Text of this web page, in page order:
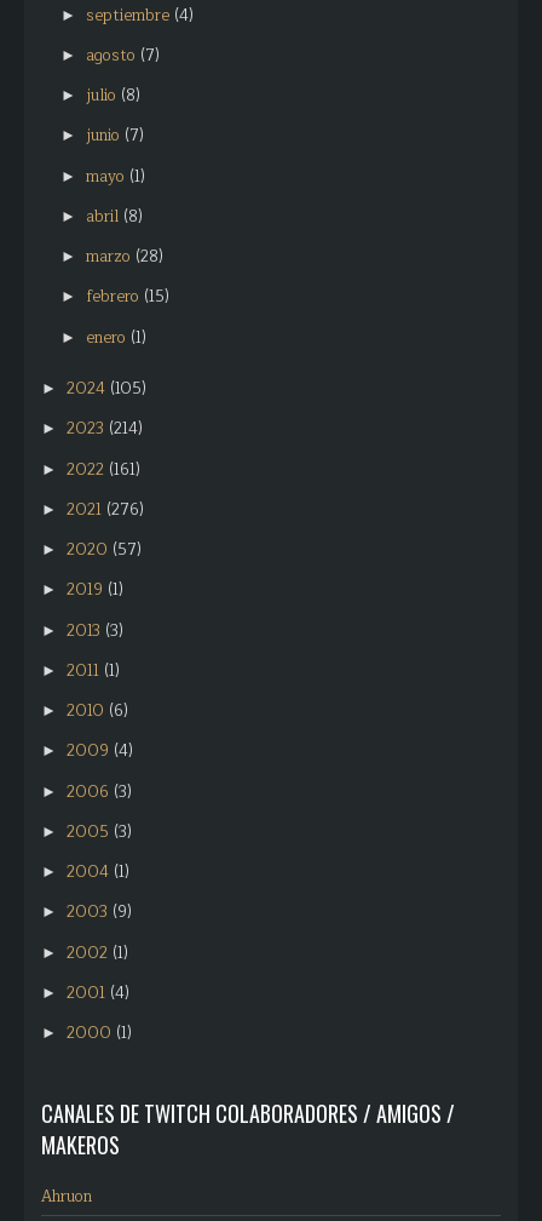
► septiembre (4)
► agosto (7)
► julio (8)
► junio (7)
► mayo (1)
► abril (8)
► marzo (28)
► febrero (15)
► enero (1)
► 2024 (105)
► 2023 (214)
► 2022 (161)
► 2021 (276)
► 2020 (57)
► 2019 (1)
► 2013 (3)
► 2011 (1)
► 2010 (6)
► 2009 (4)
► 2006 (3)
► 2005 (3)
► 2004 (1)
► 2003 (9)
► 2002 (1)
► 2001 (4)
► 2000 (1)
CANALES DE TWITCH COLABORADORES / AMIGOS /
MAKEROS
Ahruon